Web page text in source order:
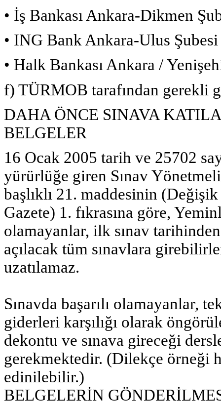
• İş Bankası Ankara-Dikmen
• ING Bank Ankara-Ulus
• Halk Bankası Ankara /
f) TÜRMOB tarafından gerekli
DAHA ÖNCE SINAVA
BELGELER
16 Ocak 2005 tarih ve 25702
yürürlüğe giren Sınav
başlıklı 21. maddesinin
Gazete) 1. fıkrasına göre,
olamayanlar, ilk sınav
açılacak tüm sınavlara
uzatılamaz.
Sınavda başarılı olamayanlar,
giderleri karşılığı olarak
dekontu ve sınava gireceği
gerekmektedir. (Dilekçe örneği
edinilebilir.)
BELGELERİN